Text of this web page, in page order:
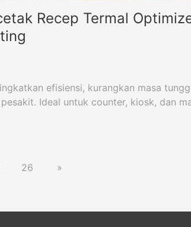
Recep Termal
efisiensi, kurangkan masa
Ideal untuk counter, kiosk, dan
26 »